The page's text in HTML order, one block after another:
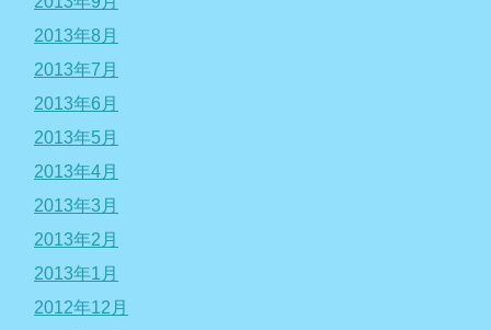
2013年8月
2013年7月
2013年6月
2013年5月
2013年4月
2013年3月
2013年2月
2013年1月
2012年12月